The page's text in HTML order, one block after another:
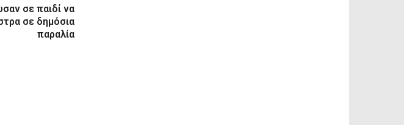
σε παιδί να
σε δημόσια
παραλία